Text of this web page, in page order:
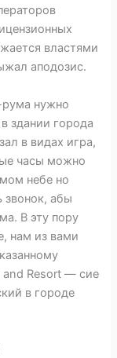
властями
аподозис.
нужно
здании города
в видах игра,
часы можно
небе но
звонок, абы
В эту пору
нам из вами
and Resort — сие
в городе